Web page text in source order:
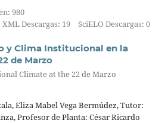
980
XML Descargas: 19 SciELO Descargas: 0
y Clima Institucional en la
de Marzo
Climate at the 22 de Marzo
Eliza Mabel Vega Bermúdez, Tutor:
Profesor de Planta: César Ricardo